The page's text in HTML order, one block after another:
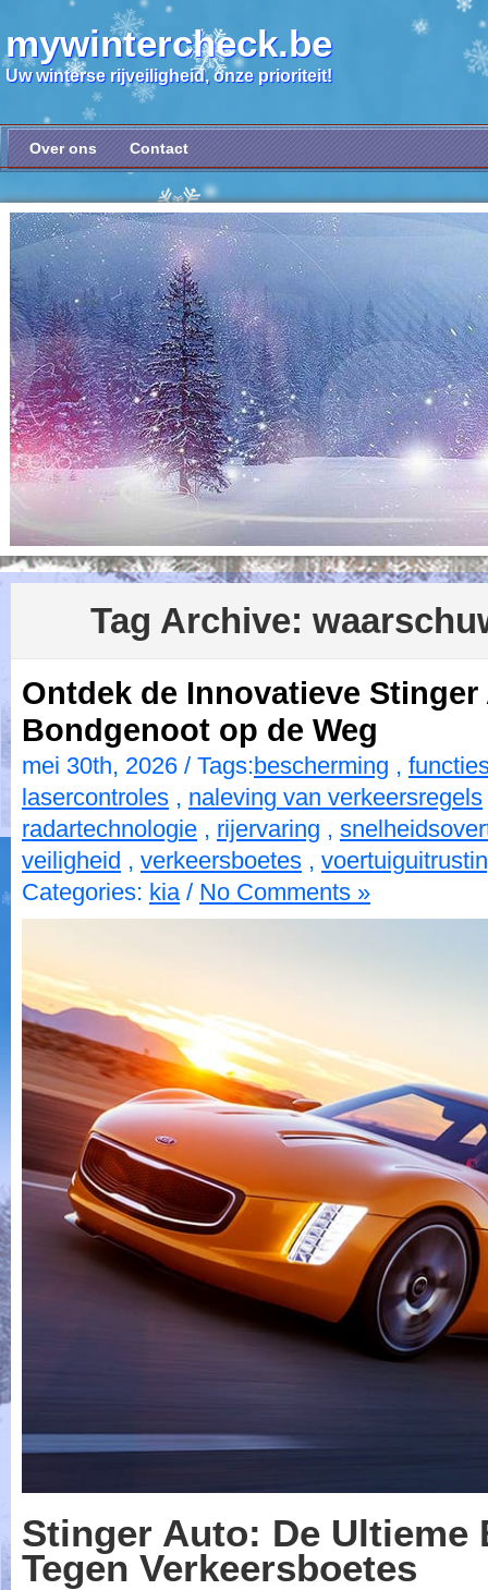
mywintercheck.be
Uw winterse rijveiligheid, onze prioriteit!
Over ons Contact
Tag Archive:
Ontdek de Innovatieve
Bondgenoot op de Weg
mei 30th, 2026 / Tags:bescherming ,
lasercontroles , naleving van verkeersregels
radartechnologie , rijervaring ,
veiligheid , verkeersboetes ,
Categories: kia/ No Comments »
Stinger Auto: De Ultieme
Tegen Verkeersboetes